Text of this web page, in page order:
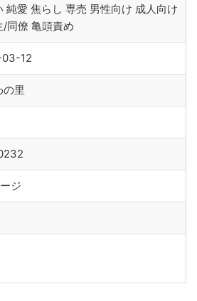
純愛 焦らし 専売 男性向け 成人向け
/同僚 亀頭責め
12
の里
ジ